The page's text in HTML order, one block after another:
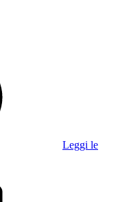
Leggi le